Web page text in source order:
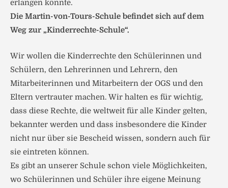
erlangen könnte.
Die Martin-von-Tours-Schule befindet sich auf dem
Weg zur „Kinderrechte-Schule“.
Wir wollen die Kinderrechte den Schülerinnen und
Schülern, den Lehrerinnen und Lehrern, den
Mitarbeiterinnen und Mitarbeitern der OGS und den
Eltern vertrauter machen. Wir halten es für wichtig,
dass diese Rechte, die weltweit für alle Kinder gelten,
bekannter werden und dass insbesondere die Kinder
nicht nur über sie Bescheid wissen, sondern auch für
sie eintreten können.
Es gibt an unserer Schule schon viele Möglichkeiten,
wo Schülerinnen und Schüler ihre eigene Meinung